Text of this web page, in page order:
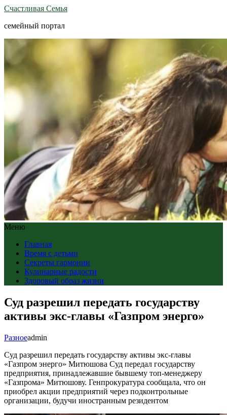
Счастливая Семья
семейный портал
Меню
Главная
Время с детьми
Секреты гармонии
Кулинарные радости
Здоровый образ жизни
Суд разрешил передать государству
активы экс-главы «Газпром энерго»
Разноеadmin
Суд разрешил передать государству активы экс-главы
«Газпром энерго» Митюшова Суд передал государству
предприятия, принадлежавшие бывшему топ-менеджеру
«Газпрома» Митюшову. Генпрокуратура сообщала, что он
приобрел акции предприятий через подконтрольные
организации, будучи иностранным резидентом